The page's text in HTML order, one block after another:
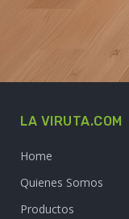
LA VIRUTA.COM
Home
Quienes Somos
Productos